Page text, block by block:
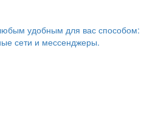
удобным для вас способом:
сети и мессенджеры.